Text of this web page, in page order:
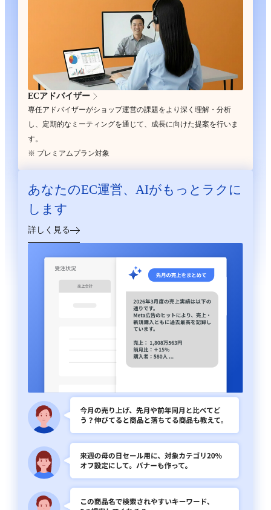
ECアドバイザー
専任アドバイザーがショップ運営の課題をより深く理解・分析
し、定期的なミーティングを通じて、成長に向けた提案を行いま
す。
※ プレミアムプラン対象
あなたのEC運営、 AIがもっとラクに
します
詳しく見る